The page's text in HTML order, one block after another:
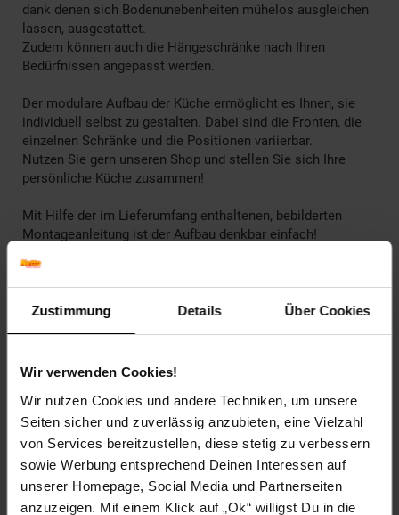
Zustimmung Details Über Cookies
Wir verwenden Cookies!
Wir nutzen Cookies und andere Techniken, um unsere
Seiten sicher und zuverlässig anzubieten, eine Vielzahl
von Services bereitzustellen, diese stetig zu verbessern
sowie Werbung entsprechend Deinen Interessen auf
unserer Homepage, Social Media und Partnerseiten
anzuzeigen. Mit einem Klick auf „Ok“ willigst Du in die
dank denen sich Bodenunebenheiten mühelos ausgleichen
lassen, ausgestattet.
Zudem können auch die Hängeschränke nach Ihren
Bedürfnissen angepasst werden.
Der modulare Aufbau der Küche ermöglicht es Ihnen, sie
individuell selbst zu gestalten. Dabei sind die Fronten, die
einzelnen Schränke und die Positionen variierbar.
Nutzen Sie gern unseren Shop und stellen Sie sich Ihre
persönliche Küche zusammen!
Mit Hilfe der im Lieferumfang enthaltenen, bebilderten
Montageanleitung ist der Aufbau denkbar einfach!
________________________________________________
Technische Daten
Korpus: Anthrazit, matt
Maße
Gesamt: 40 x 60 x 31 cm (BxHxT)
7,5 kg